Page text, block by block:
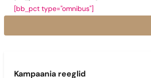
[bb_pct type="omnibus"]
Kampaania reeglid